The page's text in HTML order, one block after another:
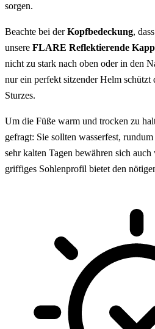
sorgen.
Beachte bei derKopfbedeckung,
unsere FLARE Reflektierende
nicht zu stark nach oben oder in den
nur ein perfekt sitzender Helm
Sturzes.
Um die Füße warm und trocken zu
gefragt: Sie sollten wasserfest,
sehr kalten Tagen bewähren sich
griffiges Sohlenprofil bietet den